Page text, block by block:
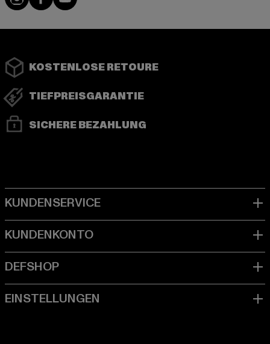
KOSTENLOSE RETOURE
TIEFPREISGARANTIE
SICHERE BEZAHLUNG